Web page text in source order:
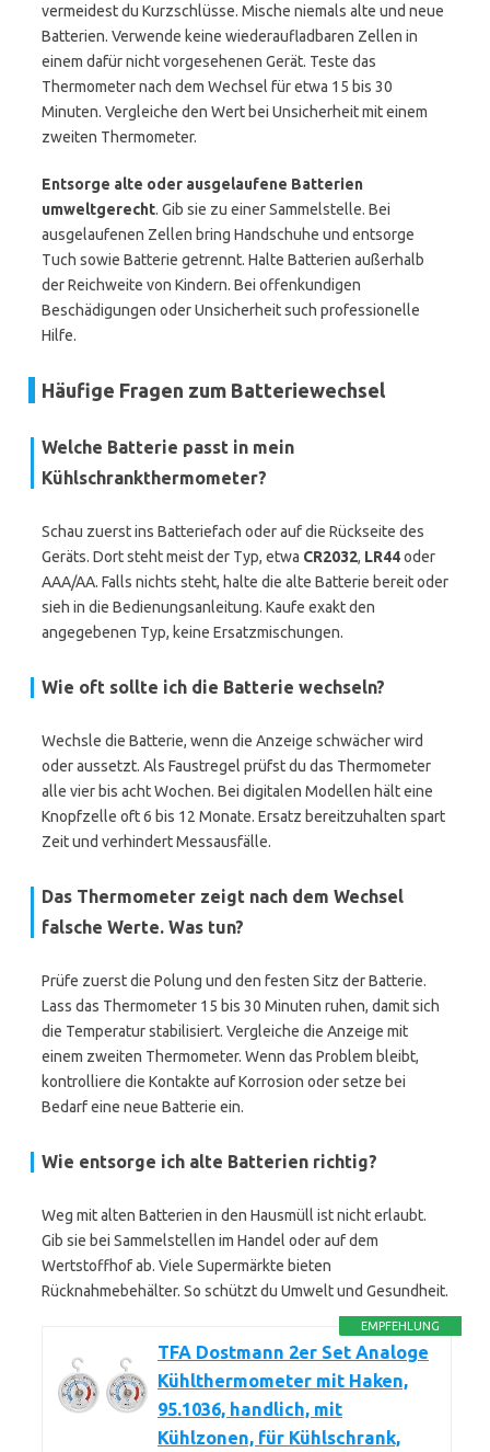
vermeidest du Kurzschlüsse. Mische niemals alte und neue
Batterien. Verwende keine wiederaufladbaren Zellen in
einem dafür nicht vorgesehenen Gerät. Teste das
Thermometer nach dem Wechsel für etwa 15 bis 30
Minuten. Vergleiche den Wert bei Unsicherheit mit einem
zweiten Thermometer.
Entsorge alte oder ausgelaufene Batterien
umweltgerecht. Gib sie zu einer Sammelstelle. Bei
ausgelaufenen Zellen bring Handschuhe und entsorge
Tuch sowie Batterie getrennt. Halte Batterien außerhalb
der Reichweite von Kindern. Bei offenkundigen
Beschädigungen oder Unsicherheit such professionelle
Hilfe.
Häufige Fragen zum Batteriewechsel
Welche Batterie passt in mein
Kühlschrankthermometer?
Schau zuerst ins Batteriefach oder auf die Rückseite des
Geräts. Dort steht meist der Typ, etwa CR2032, LR44oder
AAA/AA. Falls nichts steht, halte die alte Batterie bereit oder
sieh in die Bedienungsanleitung. Kaufe exakt den
angegebenen Typ, keine Ersatzmischungen.
Wie oft sollte ich die Batterie wechseln?
Wechsle die Batterie, wenn die Anzeige schwächer wird
oder aussetzt. Als Faustregel prüfst du das Thermometer
alle vier bis acht Wochen. Bei digitalen Modellen hält eine
Knopfzelle oft 6 bis 12 Monate. Ersatz bereitzuhalten spart
Zeit und verhindert Messausfälle.
Das Thermometer zeigt nach dem Wechsel
falsche Werte. Was tun?
Prüfe zuerst die Polung und den festen Sitz der Batterie.
Lass das Thermometer 15 bis 30 Minuten ruhen, damit sich
die Temperatur stabilisiert. Vergleiche die Anzeige mit
einem zweiten Thermometer. Wenn das Problem bleibt,
kontrolliere die Kontakte auf Korrosion oder setze bei
Bedarf eine neue Batterie ein.
Wie entsorge ich alte Batterien richtig?
Weg mit alten Batterien in den Hausmüll ist nicht erlaubt.
Gib sie bei Sammelstellen im Handel oder auf dem
Wertstoffhof ab. Viele Supermärkte bieten
Rücknahmebehälter. So schützt du Umwelt und Gesundheit.
EMPFEHLUNG
TFA Dostmann 2er Set Analoge
Kühlthermometer mit Haken,
95.1036, handlich, mit
Kühlzonen, für Kühlschrank,